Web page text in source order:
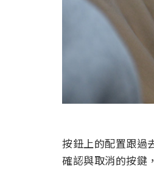
按鈕上的配置跟過
確認與取消的按鍵